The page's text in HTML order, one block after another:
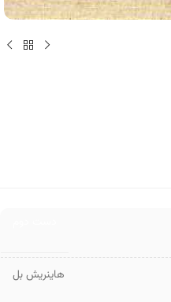
هاینریش بل